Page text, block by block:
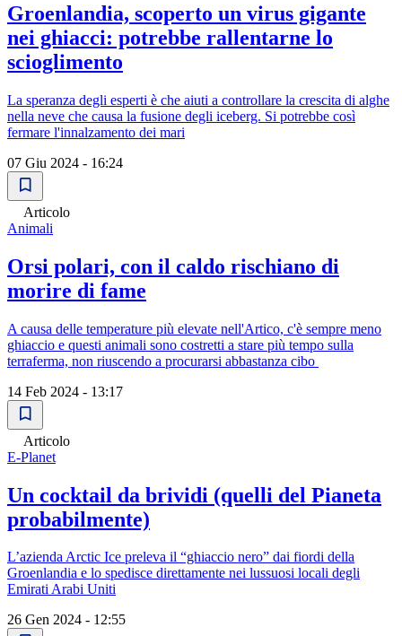
Groenlandia, scoperto un virus gigante
nei ghiacci: potrebbe rallentarne lo
scioglimento
La speranza degli esperti è che aiuti a controllare la crescita di alghe
nella neve che causa la fusione degli iceberg. Si potrebbe così
fermare l'innalzamento dei mari
07 Giu 2024 - 16:24
Articolo
Animali
Orsi polari, con il caldo rischiano di
morire di fame
A causa delle temperature più elevate nell'Artico, c'è sempre meno
ghiaccio e questi animali sono costretti a stare più tempo sulla
terraferma, non riuscendo a procurarsi abbastanza cibo
14 Feb 2024 - 13:17
Articolo
E-Planet
Un cocktail da brividi (quelli del Pianeta
probabilmente)
L’azienda Arctic Ice preleva il “ghiaccio nero” dai fiordi della
Groenlandia e lo spedisce direttamente nei lussuosi locali degli
Emirati Arabi Uniti
26 Gen 2024 - 12:55